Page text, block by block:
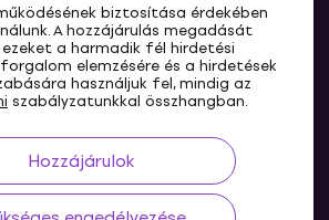
biztosítása érdekében
A hozzájárulás megadását
a harmadik fél hirdetési
elemzésére és a hirdetések
használjuk fel, mindig az
szabályzatunkkal összhangban.
Hozzájárulok
HU